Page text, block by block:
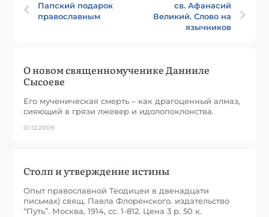
Папский подарок
православным
св. Афанасий
Великий. Слово на
язычников
О новом священномученике Данииле
Сысоеве
Его мученическая смерть – как драгоценный алмаз,
сияющий в грязи лжевер и идолопоклонства.
01.12.2009
Столп и утверждение истины
Опыт православной Теодицеи в двенадцати
письмах) свящ. Павла Флоренского. издательство
“Путь”. Москва, 1914, сс. 1-812. Цена 3 р. 50 к.